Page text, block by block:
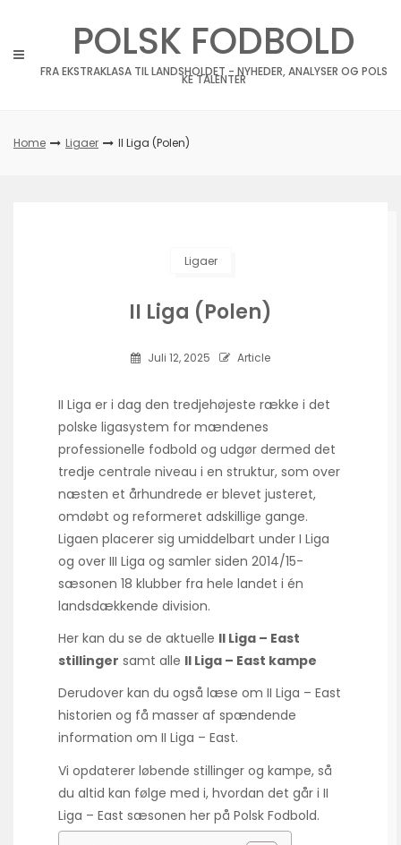
POLSK FODBOLD
FRA EKSTRAKLASA TIL LANDSHOLDET - NYHEDER, ANALYSER OG POLS
KE TALENTER
Home Ligaer II Liga (Polen)
Ligaer
II Liga (Polen)
Juli 12, 2025 Article
II Liga er i dag den tredjehøjeste række i det
polske ligasystem for mændenes
professionelle fodbold og udgør dermed det
tredje centrale niveau i en struktur, som over
næsten et århundrede er blevet justeret,
omdøbt og reformeret adskillige gange.
Ligaen placerer sig umiddelbart under I Liga
og over III Liga og samler siden 2014/15-
sæsonen 18 klubber fra hele landet i én
landsdækkende division.
Her kan du se de aktuelle II Liga – East
stillinger samt alle II Liga – East kampe
Derudover kan du også læse om II Liga – East
historien og få masser af spændende
information om II Liga – East.
Vi opdaterer løbende stillinger og kampe, så
du altid kan følge med i, hvordan det går i II
Liga – East sæsonen her på Polsk Fodbold.